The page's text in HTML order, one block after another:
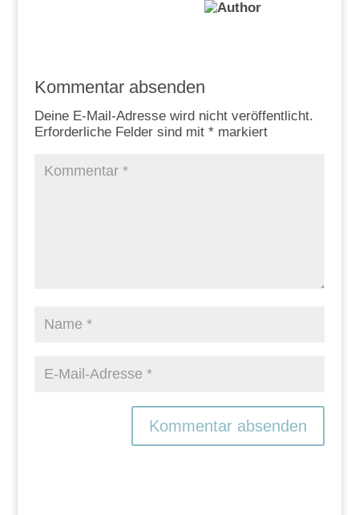
Kommentar absenden
Deine E-Mail-Adresse wird nicht veröffentlicht.
Erforderliche Felder sind mit *markiert